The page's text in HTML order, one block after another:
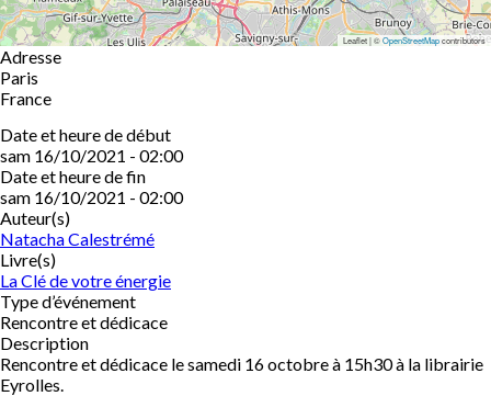
Leaflet | ©OpenStreetMapcontributors
Adresse
Paris
France
Date et heure de début
sam 16/10/2021 - 02:00
Date et heure de fin
sam 16/10/2021 - 02:00
Auteur(s)
Natacha Calestrémé
Livre(s)
La Clé de votre énergie
Type d’événement
Rencontre et dédicace
Description
Rencontre et dédicace le samedi 16 octobre à 15h30 à la librairie
Eyrolles.